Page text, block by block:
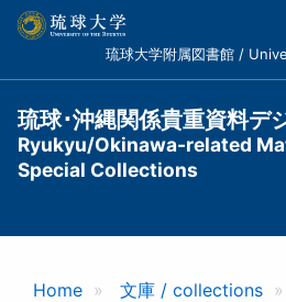
コ
琉球大学附属図書館 /
琉球･沖縄関係貴重資料デ
Ryukyu/Okinawa-related
Special Collections
Home 文庫 / collections